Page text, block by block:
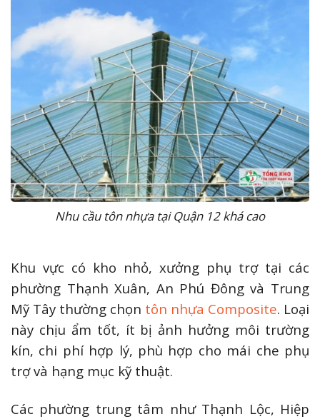
Nhu cầu tôn nhựa tại Quận 12 khá cao
Khu vực có kho nhỏ, xưởng phụ trợ tại các
phường Thạnh Xuân, An Phú Đông và Trung
Mỹ Tây thường chọn tôn nhựa Composite. Loại
này chịu ẩm tốt, ít bị ảnh hưởng môi trường
kín, chi phí hợp lý, phù hợp cho mái che phụ
trợ và hạng mục kỹ thuật.
Các phường trung tâm như Thạnh Lộc, Hiệp